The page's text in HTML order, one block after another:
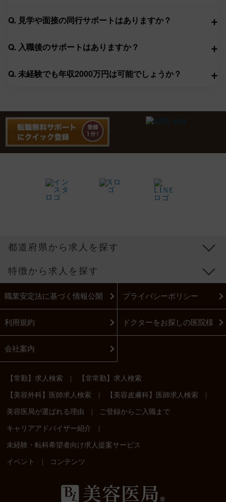
Q. 見学や面接の同行サポートはありますか？ +
Q. 入職後のサポートはありますか？ +
Q. 未経験でも年収2000万円は可能でしょうか？ +
都道府県から求人を探す
特徴から求人を探す
職業安定法に基づく情報公開 プライバシーポリシー
利用規約 ドクターをお探しの医院様
会社案内
【常勤】求人検索 | 【非常勤】求人検索
【美容外科】医師求人検索 | 【美容皮膚科】医師求人検索 |
美容医局が選ばれる理由 | ご登録からご入職まで
キャリアアドバイザー紹介 |
未経験・転科希望者向け求人提案サービス
イベント | コンテンツ